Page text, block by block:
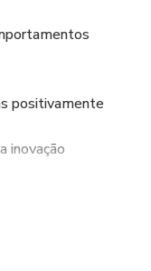
positivamente
inovação
liderados